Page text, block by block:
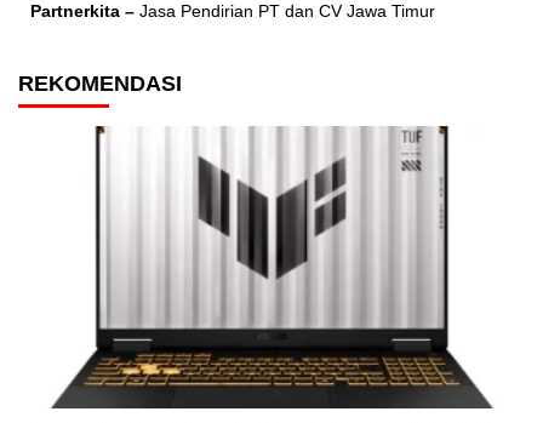
Partnerkita – Jasa Pendirian PT dan CV Jawa Timur
REKOMENDASI